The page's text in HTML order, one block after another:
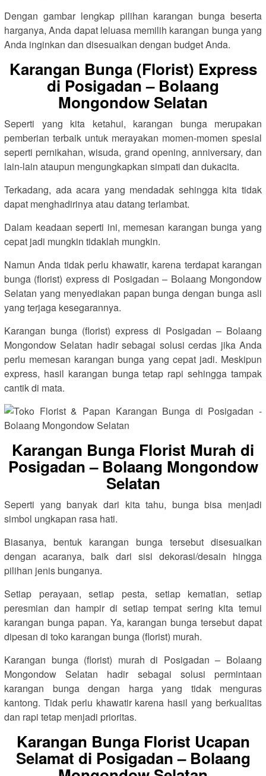
Dengan gambar lengkap pilihan karangan bunga beserta
harganya, Anda dapat leluasa memilih karangan bunga yang
Anda inginkan dan disesuaikan dengan budget Anda.
Karangan Bunga (Florist) Express
di Posigadan – Bolaang
Mongondow Selatan
Seperti yang kita ketahui, karangan bunga merupakan
pemberian terbaik untuk merayakan momen-momen spesial
seperti pernikahan, wisuda, grand opening, anniversary, dan
lain-lain ataupun mengungkapkan simpati dan dukacita.
Terkadang, ada acara yang mendadak sehingga kita tidak
dapat menghadirinya atau datang terlambat.
Dalam keadaan seperti ini, memesan karangan bunga yang
cepat jadi mungkin tidaklah mungkin.
Namun Anda tidak perlu khawatir, karena terdapat karangan
bunga (florist) express di Posigadan – Bolaang Mongondow
Selatan yang menyediakan papan bunga dengan bunga asli
yang terjaga kesegarannya.
Karangan bunga (florist) express di Posigadan – Bolaang
Mongondow Selatan hadir sebagai solusi cerdas jika Anda
perlu memesan karangan bunga yang cepat jadi. Meskipun
express, hasil karangan bunga tetap rapi sehingga tampak
cantik di mata.
Karangan Bunga Florist Murah di
Posigadan – Bolaang Mongondow
Selatan
Seperti yang banyak dari kita tahu, bunga bisa menjadi
simbol ungkapan rasa hati.
Biasanya, bentuk karangan bunga tersebut disesuaikan
dengan acaranya, baik dari sisi dekorasi/desain hingga
pilihan jenis bunganya.
Setiap perayaan, setiap pesta, setiap kematian, setiap
peresmian dan hampir di setiap tempat sering kita temui
karangan bunga papan. Ya, karangan bunga tersebut dapat
dipesan di toko karangan bunga (florist) murah.
Karangan bunga (florist) murah di Posigadan – Bolaang
Mongondow Selatan hadir sebagai solusi permintaan
karangan bunga dengan harga yang tidak menguras
kantong. Tidak perlu khawatir karena hasil yang berkualitas
dan rapi tetap menjadi prioritas.
Karangan Bunga Florist Ucapan
Selamat di Posigadan – Bolaang